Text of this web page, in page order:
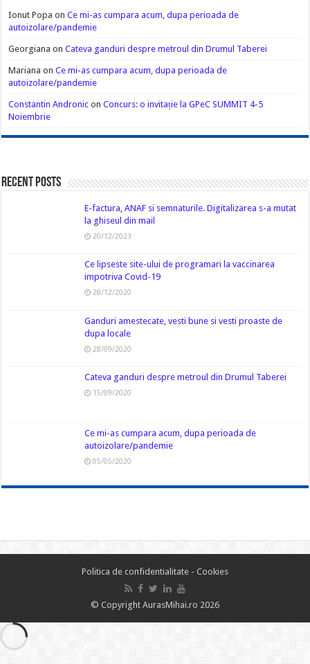
Ionut Popa onCe mi-as cumpara acum, dupa perioada de
autoizolare/pandemie
Georgiana onCateva ganduri despre metroul din Drumul Taberei
Mariana onCe mi-as cumpara acum, dupa perioada de
autoizolare/pandemie
Constantin Andronic onConcurs: o invitație la GPeC SUMMIT 4-5
Noiembrie
Recent Posts
E-factura, ANAF si semnaturile. Digitalizarea s-a mutat
la ghiseul din mail
20/12/2023
Ce lipseste site-ului de programari la vaccinarea
impotriva Covid-19
28/12/2020
Ganduri amestecate, vesti bune si vesti proaste de
dupa locale
28/09/2020
Cateva ganduri despre metroul din Drumul Taberei
15/09/2020
Ce mi-as cumpara acum, dupa perioada de
autoizolare/pandemie
05/05/2020
Politica de confidentialitate - Cookies
© Copyright AurasMihai.ro 2026